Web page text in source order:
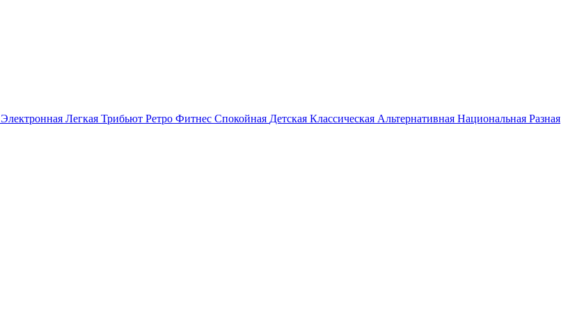
Электронная Легкая Трибьют Ретро Фитнес Спокойная Детская Классическая Альтернативная Национальная Разная